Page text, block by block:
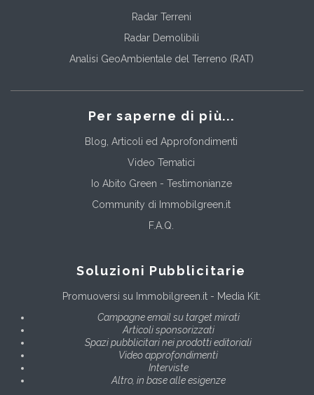
Radar Terreni
Radar Demolibili
Analisi GeoAmbientale del Terreno (RAT)
Per saperne di più...
Blog, Articoli ed Approfondimenti
Video Tematici
Io Abito Green - Testimonianze
Community di Immobilgreen.it
F.A.Q.
Soluzioni Pubblicitarie
Promuoversi su Immobilgreen.it - Media Kit:
Campagne email su target mirati
Articoli sponsorizzati
Spazi pubblicitari nei prodotti editoriali
Video approfondimenti
Interviste
Altro, in base alle esigenze